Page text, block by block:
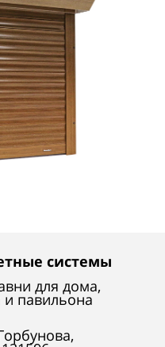
системы
для дома,
и павильона